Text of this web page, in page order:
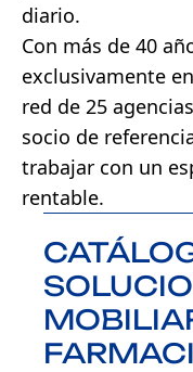
diario.
Con más de 40
exclusivamente
red de 25
socio de
trabajar con un
rentable.